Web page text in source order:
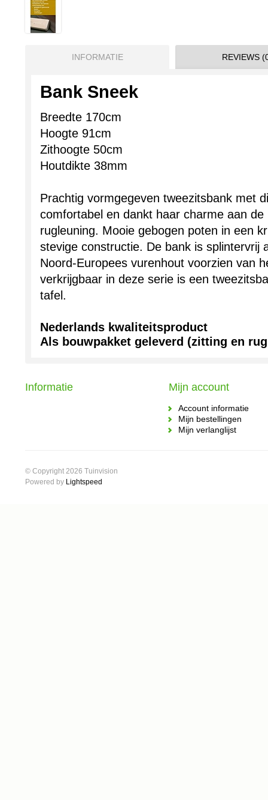
INFORMATIE REVIEWS
Bank Sneek
Breedte 170cm
Hoogte 91cm
Zithoogte 50cm
Houtdikte 38mm
Prachtig vormgegeven tweezitsbank met
comfortabel en dankt haar charme aan
rugleuning. Mooie gebogen poten in een
stevige constructie. De bank is splintervrij
Noord-Europees vurenhout voorzien van
verkrijgbaar in deze serie is een
tafel.
Nederlands kwaliteitsproduct
Als bouwpakket geleverd (zitting en
Informatie Mijn account
Account informatie
Mijn bestellingen
Mijn verlanglijst
© Copyright 2026 Tuinvision
Powered by Lightspeed